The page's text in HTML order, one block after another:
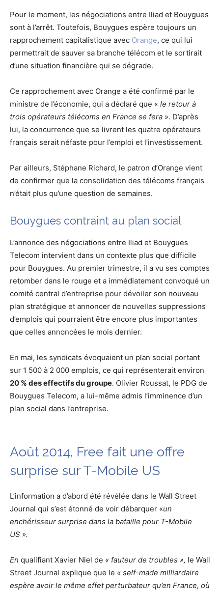
Pour le moment, les négociations entre Iliad et Bouygues
sont à l’arrêt. Toutefois, Bouygues espère toujours un
rapprochement capitalistique avec Orange, ce qui lui
permettrait de sauver sa branche télécom et le sortirait
d’une situation financière qui se dégrade.
Ce rapprochement avec Orange a été confirmé par le
ministre de l’économie, qui a déclaré que « le retour à
trois opérateurs télécoms en France se fera ». D’après
lui, la concurrence que se livrent les quatre opérateurs
français serait néfaste pour l’emploi et l’investissement.
Par ailleurs, Stéphane Richard, le patron d’Orange vient
de confirmer que la consolidation des télécoms français
n’était plus qu’une question de semaines.
Bouygues contraint au plan social
L’annonce des négociations entre Iliad et Bouygues
Telecom intervient dans un contexte plus que difficile
pour Bouygues. Au premier trimestre, il a vu ses comptes
retomber dans le rouge et a immédiatement convoqué un
comité central d’entreprise pour dévoiler son nouveau
plan stratégique et annoncer de nouvelles suppressions
d’emplois qui pourraient être encore plus importantes
que celles annoncées le mois dernier.
En mai, les syndicats évoquaient un plan social portant
sur 1 500 à 2 000 emplois, ce qui représenterait environ
20 % des effectifs du groupe. Olivier Roussat, le PDG de
Bouygues Telecom, a lui-même admis l’imminence d’un
plan social dans l’entreprise.
Août 2014, Free fait une offre
surprise sur T-Mobile US
L’information a d’abord été révélée dans le Wall Street
Journal qui s’est étonné de voir débarquer «un
enchérisseur surprise dans la bataille pour T-Mobile
US ».
En qualifiant Xavier Niel de « fauteur de troubles », le Wall
Street Journal explique que le « self-made milliardaire
espère avoir le même effet perturbateur qu’en France, où